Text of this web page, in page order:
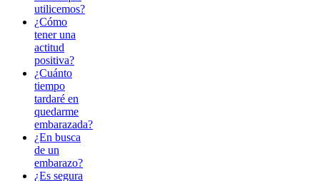
utilicemos?
¿Cómo
tener una
actitud
positiva?
¿Cuánto
tiempo
tardaré en
quedarme
embarazada?
¿En busca
de un
embarazo?
¿Es segura